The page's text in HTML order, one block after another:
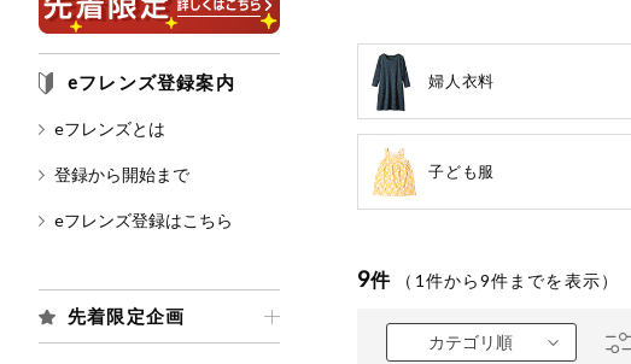
アレルゲン情報 特定原材料と特定原材料に準ずるものが含
eフレンズ登録案内
eフレンズとは
登録から開始まで
eフレンズ登録はこちら
先着限定企画
婦人衣料
子ども服
9件 （ 1 件から9件までを表示）
カテゴリ順